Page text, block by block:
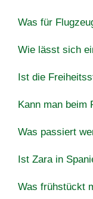
Was für
Wie lässt sich
Ist die
Kann man beim
Was passiert
Ist Zara in
Was frühstückt